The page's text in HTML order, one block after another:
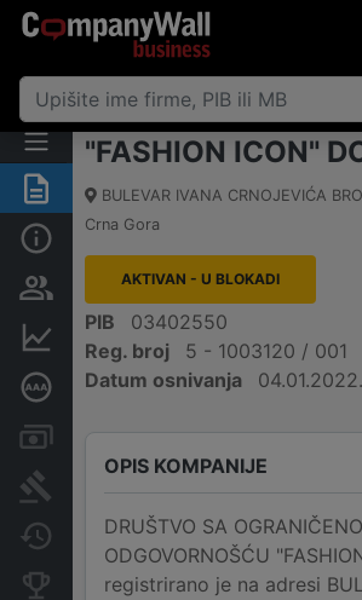
Sažetak
Osobe i vlasništvo
Dubinska bonitetna ocjena
Računi i blokade
Promjene
Konkurentne kompanije
"FASHION ICON"
BULEVAR IVANA CRNOJEVIĆA
Crna Gora
AKTIVAN - U BLOKADI
PIB
03402550
Reg. broj
5 - 1003120 / 001
Datum osnivanja
04.01.2022.
OPIS KOMPANIJE
DRUŠTVO SA
ODGOVORNOŠĆU
registrirano je na adresi